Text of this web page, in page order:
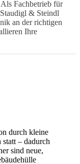
Fachbetrieb für
& Steindl
an der richtigen
Ihre
durch kleine
– dadurch
sind neue,